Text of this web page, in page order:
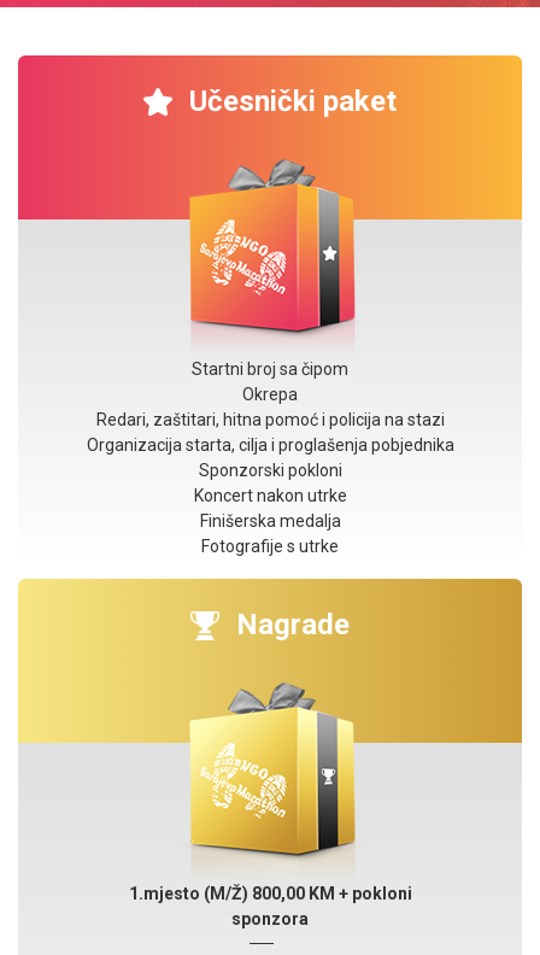
Učesnički paket
Startni broj sa čipom
Okrepa
Redari, zaštitari, hitna pomoć i policija na stazi
Organizacija starta, cilja i proglašenja pobjednika
Sponzorski pokloni
Koncert nakon utrke
Finišerska medalja
Fotografije s utrke
Nagrade
1.mjesto (M/Ž) 800,00 KM + pokloni
sponzora